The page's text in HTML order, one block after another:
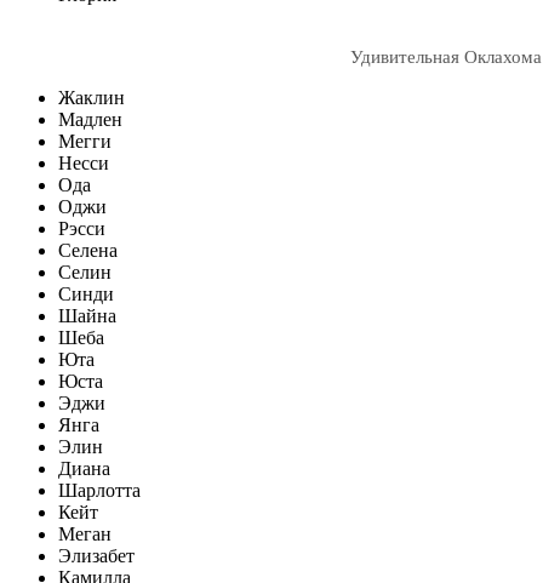
Удивительная Оклахома
Жаклин
Мадлен
Мегги
Несси
Ода
Оджи
Рэсси
Селена
Селин
Синди
Шайна
Шеба
Юта
Юста
Эджи
Янга
Элин
Диана
Шарлотта
Кейт
Меган
Элизабет
Камилла